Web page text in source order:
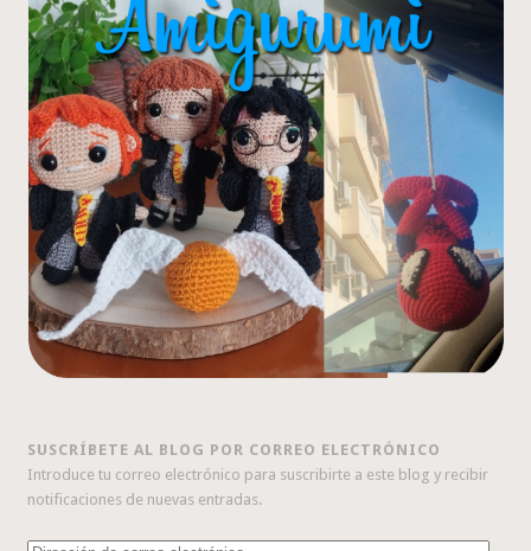
SUSCRÍBETE AL BLOG POR CORREO ELECTRÓNICO
Introduce tu correo electrónico para suscribirte a este blog y recibir
notificaciones de nuevas entradas.